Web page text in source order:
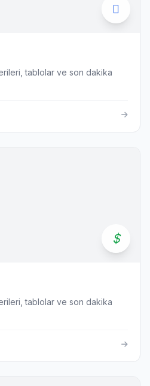
tablolar ve son dakika
tablolar ve son dakika